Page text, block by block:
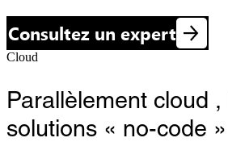
Consultez un expert
Cloud
Parallèlement cloud ,
solutions « no-code